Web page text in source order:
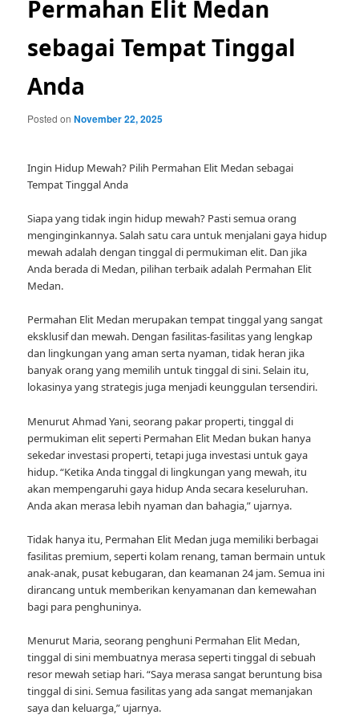
Permahan Elit Medan
sebagai Tempat Tinggal
Anda
Posted onNovember 22, 2025
Ingin Hidup Mewah? Pilih Permahan Elit Medan sebagai
Tempat Tinggal Anda
Siapa yang tidak ingin hidup mewah? Pasti semua orang
menginginkannya. Salah satu cara untuk menjalani gaya hidup
mewah adalah dengan tinggal di permukiman elit. Dan jika
Anda berada di Medan, pilihan terbaik adalah Permahan Elit
Medan.
Permahan Elit Medan merupakan tempat tinggal yang sangat
eksklusif dan mewah. Dengan fasilitas-fasilitas yang lengkap
dan lingkungan yang aman serta nyaman, tidak heran jika
banyak orang yang memilih untuk tinggal di sini. Selain itu,
lokasinya yang strategis juga menjadi keunggulan tersendiri.
Menurut Ahmad Yani, seorang pakar properti, tinggal di
permukiman elit seperti Permahan Elit Medan bukan hanya
sekedar investasi properti, tetapi juga investasi untuk gaya
hidup. “Ketika Anda tinggal di lingkungan yang mewah, itu
akan mempengaruhi gaya hidup Anda secara keseluruhan.
Anda akan merasa lebih nyaman dan bahagia,” ujarnya.
Tidak hanya itu, Permahan Elit Medan juga memiliki berbagai
fasilitas premium, seperti kolam renang, taman bermain untuk
anak-anak, pusat kebugaran, dan keamanan 24 jam. Semua ini
dirancang untuk memberikan kenyamanan dan kemewahan
bagi para penghuninya.
Menurut Maria, seorang penghuni Permahan Elit Medan,
tinggal di sini membuatnya merasa seperti tinggal di sebuah
resor mewah setiap hari. “Saya merasa sangat beruntung bisa
tinggal di sini. Semua fasilitas yang ada sangat memanjakan
saya dan keluarga,” ujarnya.